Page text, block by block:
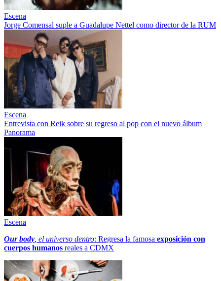
Escena
Jorge Comensal suple a Guadalupe Nettel como director de la RUM
Escena
Entrevista con Reik sobre su regreso al pop con el nuevo álbum
Panorama
Escena
Our body , el universo dentro: Regresa la famosa exposición con
cuerpos humanos reales a CDMX